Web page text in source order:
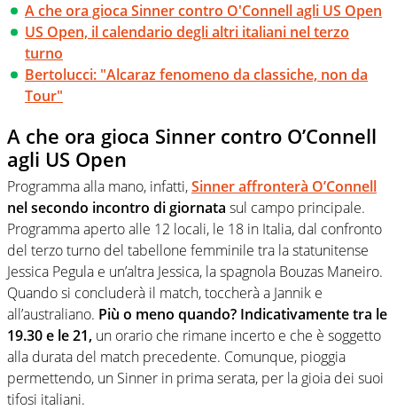
A che ora gioca Sinner contro O'Connell agli US Open
US Open, il calendario degli altri italiani nel terzo
turno
Bertolucci: "Alcaraz fenomeno da classiche, non da
Tour"
A che ora gioca Sinner contro O’Connell
agli US Open
Programma alla mano, infatti,Sinner affronterà O’Connell
nel secondo incontro di giornata sul campo principale.
Programma aperto alle 12 locali, le 18 in Italia, dal confronto
del terzo turno del tabellone femminile tra la statunitense
Jessica Pegula e un’altra Jessica, la spagnola Bouzas Maneiro.
Quando si concluderà il match, toccherà a Jannik e
all’australiano. Più o meno quando? Indicativamente tra le
19.30 e le 21, un orario che rimane incerto e che è soggetto
alla durata del match precedente. Comunque, pioggia
permettendo, un Sinner in prima serata, per la gioia dei suoi
tifosi italiani.